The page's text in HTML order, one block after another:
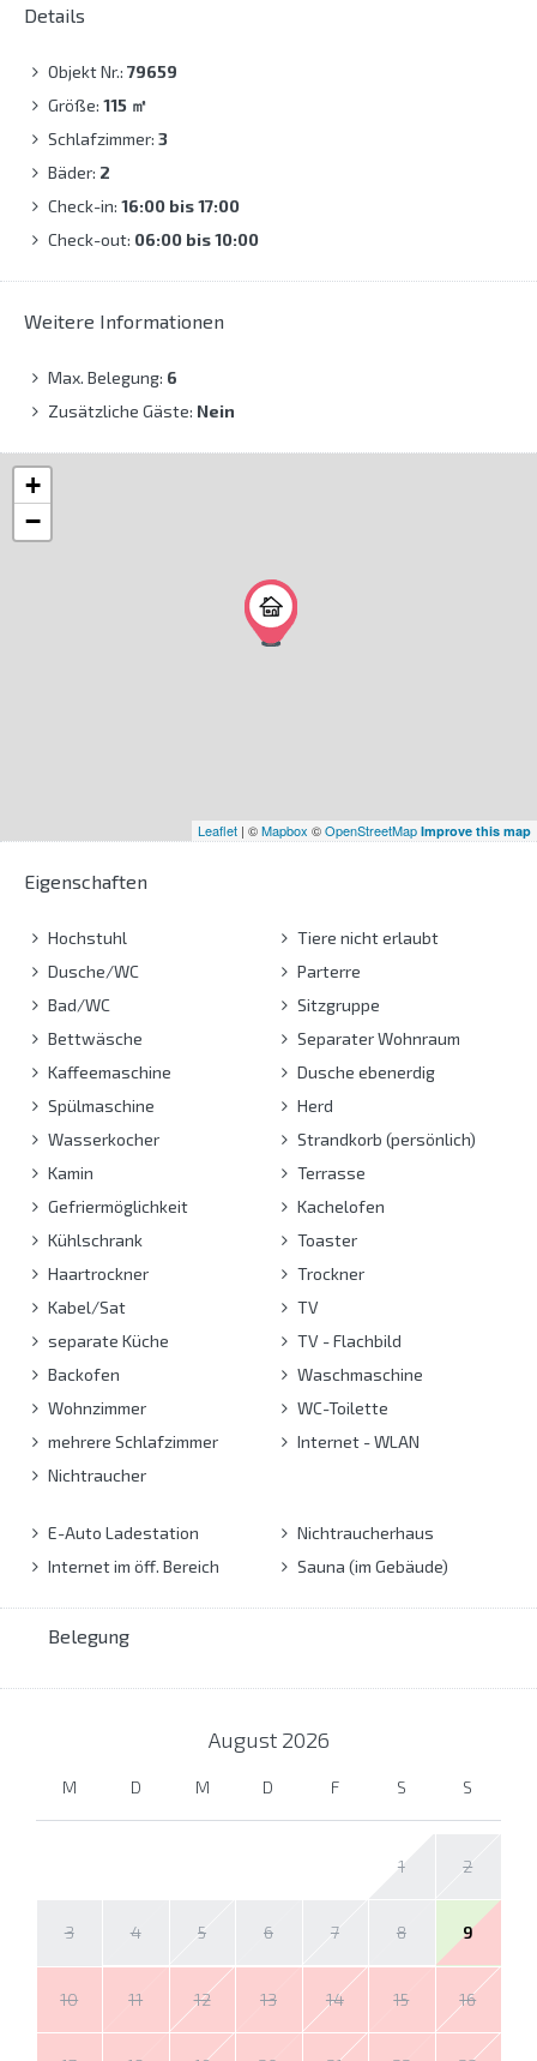
Details
Objekt Nr.: 79659
Größe: 115 ㎡
Schlafzimmer: 3
Bäder: 2
Check-in: 16:00 bis 17:00
Check-out: 06:00 bis 10:00
Weitere Informationen
Max. Belegung: 6
Zusätzliche Gäste: Nein
+
−
Leaflet | ©Mapbox ©OpenStreetMap Improve this map
Eigenschaften
Hochstuhl
Dusche/WC
Bad/WC
Bettwäsche
Kaffeemaschine
Spülmaschine
Wasserkocher
Kamin
Gefriermöglichkeit
Kühlschrank
Haartrockner
Kabel/Sat
separate Küche
Backofen
Wohnzimmer
mehrere Schlafzimmer
Nichtraucher
Tiere nicht erlaubt
Parterre
Sitzgruppe
Separater Wohnraum
Dusche ebenerdig
Herd
Strandkorb (persönlich)
Terrasse
Kachelofen
Toaster
Trockner
TV
TV - Flachbild
Waschmaschine
WC-Toilette
Internet - WLAN
E-Auto Ladestation
Internet im öff. Bereich
Nichtraucherhaus
Sauna (im Gebäude)
Belegung
August 2026
M D M D F S S
1 2
3 4 5 6 7 8 9
10 11 12 13 14 15 16